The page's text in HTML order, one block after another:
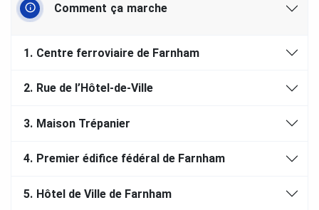
Comment ça marche
1. Centre ferroviaire de Farnham
2. Rue de l’Hôtel-de-Ville
3. Maison Trépanier
4. Premier édifice fédéral de Farnham
5. Hôtel de Ville de Farnham